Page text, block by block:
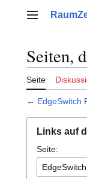
Hauptmenü
Seiten,
Seite
← EdgeSwitch
Links auf
Seite: